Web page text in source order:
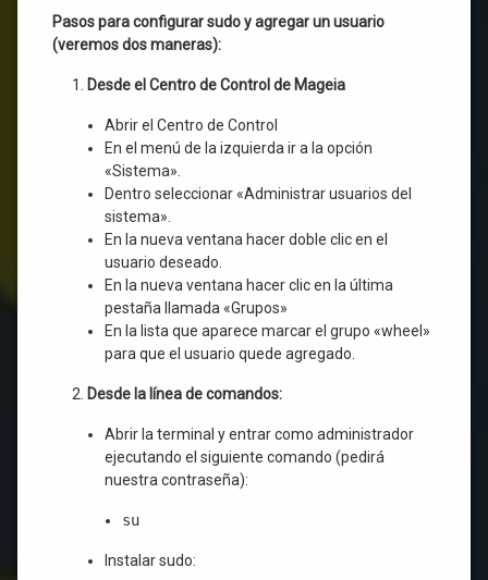
Pasos para configurar sudo y agregar un usuario
(veremos dos maneras):
Desde el Centro de Control de Mageia
Abrir el Centro de Control
En el menú de la izquierda ir a la opción
«Sistema».
Dentro seleccionar «Administrar usuarios del
sistema».
En la nueva ventana hacer doble clic en el
usuario deseado.
En la nueva ventana hacer clic en la última
pestaña llamada «Grupos»
En la lista que aparece marcar el grupo «wheel»
para que el usuario quede agregado.
Desde la línea de comandos:
Abrir la terminal y entrar como administrador
ejecutando el siguiente comando (pedirá
nuestra contraseña):
su
Instalar sudo: